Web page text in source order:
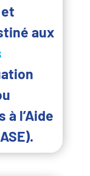
aux
à l’Aide